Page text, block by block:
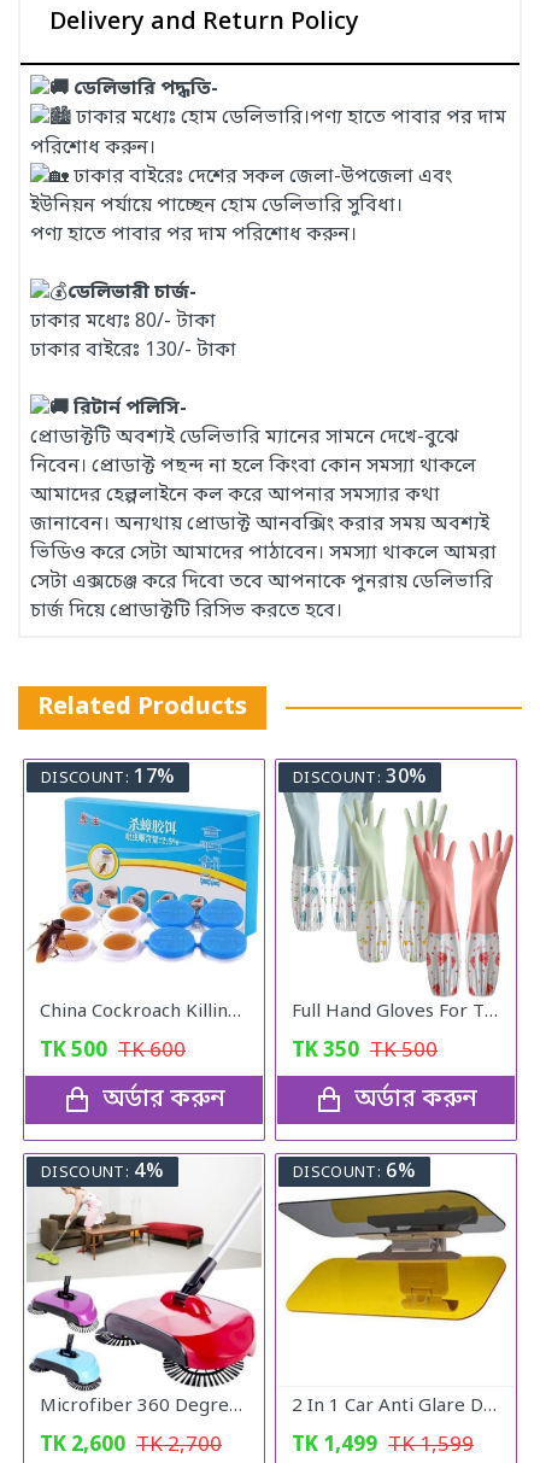
Delivery and Return Policy
ডেলিভারি পদ্ধতি-
ঢাকার মধ্যেঃ হোম ডেলিভারি।পণ্য হাতে পাবার পর দাম
পরিশোধ করুন।
ঢাকার বাইরেঃ দেশের সকল জেলা-উপজেলা এবং
ইউনিয়ন পর্যায়ে পাচ্ছেন হোম ডেলিভারি সুবিধা।
পণ্য হাতে পাবার পর দাম পরিশোধ করুন।
ডেলিভারী চার্জ-
ঢাকার মধ্যেঃ 80/- টাকা
ঢাকার বাইরেঃ 130/- টাকা
রিটার্ন পলিসি-
প্রোডাক্টটি অবশ্যই ডেলিভারি ম্যানের সামনে দেখে-বুঝে
নিবেন। প্রোডাক্ট পছন্দ না হলে কিংবা কোন সমস্যা থাকলে
আমাদের হেল্পলাইনে কল করে আপনার সমস্যার কথা
জানাবেন। অন্যথায় প্রোডাক্ট আনবক্সিং করার সময় অবশ্যই
ভিডিও করে সেটা আমাদের পাঠাবেন। সমস্যা থাকলে আমরা
সেটা এক্সচেঞ্জ করে দিবো তবে আপনাকে পুনরায় ডেলিভারি
চার্জ দিয়ে প্রোডাক্টটি রিসিভ করতে হবে।
Related Products
DISCOUNT: 17%
China Cockroach Killing Catch
TK500 TK600
অর্ডার করুন
DISCOUNT: 30%
Full Hand Gloves For The Kitchen
TK350 TK500
অর্ডার করুন
DISCOUNT: 4%
Microfiber 360 Degree Regular Rotary/Spin Mop Floor Cleaning Mop
TK 2,600 TK2,700
DISCOUNT: 6%
2 In 1 Car Anti Glare Day And Night Sun visor Mirrors
TK 1,499 TK1,599